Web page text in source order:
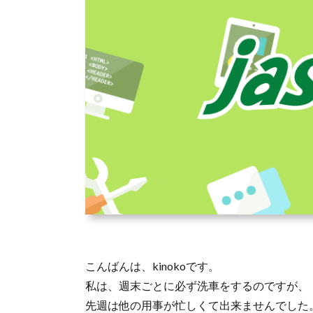
こんばんは、kinokoです。
私は、週末ごとに必ず洗車をするのですが、
先週は他の用事が忙しくて出来ませんでした